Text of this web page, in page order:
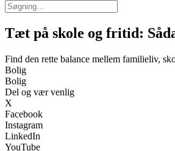
Tæt på skole og fritid:
Find den rette balance mellem familieliv,
Bolig
Bolig
Del og vær venlig
X
Facebook
Instagram
LinkedIn
YouTube